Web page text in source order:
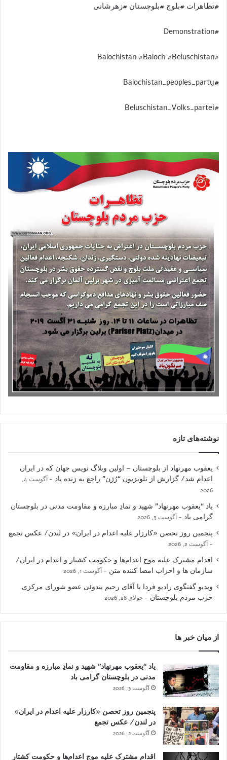
#تظاهرات #بلوچ #بلوچستان #زهرشانی
#Demonstration
#Balochistan #Baloch #Beluschistan
#Balochistan_peoples_party
#Beluschistan_Volks_partei
نوشته‌های تازه
یعقوب مهرنهاد از بلوچستان – اولین وبلاگ نویس جهان که در ایران
اعدام شد/ گزارش از تلویزیون “رُژن” راجع به زنده یاد
آگوست 4,
2026
یاد “یعقوب مهرنهاد” شهید و نمادِ مبارزه و مقاومت مدنی در بلوچستان
گرامی باد
آگوست 3, 2026
پنجمین روز تحصن «کارزار علیه اعدام در ایران» در لندن/ عکس تجمع
آگوست 2, 2026
اقدام مشترک علیه موج اعدام‌ها و حکومت کشتار و اعدام در ایران/
سازمان ها و احزاب امضا کننده متن
آگوست 1, 2026
ویدیو گفتگوی رادیو فردا با آقای رحیم بندوئی عضو شورای مرکزی
حزب مردم بلوچستان
جولای 28, 2026
از میان خبر ها
یاد “یعقوب مهرنهاد” شهید و نمادِ مبارزه و مقاومت
مدنی در بلوچستان گرامی باد
آگوست 3, 2026
پنجمین روز تحصن «کارزار علیه اعدام در ایران»
در لندن/ عکس تجمع
آگوست 2, 2026
اقدام مشترک علیه موج اعدام‌ها و حکومت کشتار